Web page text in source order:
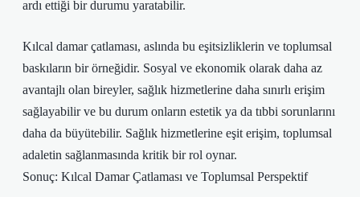
ardı ettiği bir durumu yaratabilir.
Kılcal damar çatlaması, aslında bu eşitsizliklerin ve toplumsal
baskıların bir örneğidir. Sosyal ve ekonomik olarak daha az
avantajlı olan bireyler, sağlık hizmetlerine daha sınırlı erişim
sağlayabilir ve bu durum onların estetik ya da tıbbi sorunlarını
daha da büyütebilir. Sağlık hizmetlerine eşit erişim, toplumsal
adaletin sağlanmasında kritik bir rol oynar.
Sonuç: Kılcal Damar Çatlaması ve Toplumsal Perspektif